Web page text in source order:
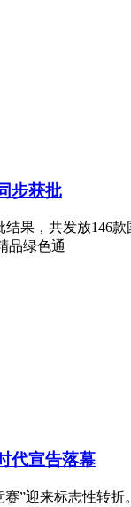
步获批
果，共发放146
品绿色通
代宣告落幕
”迎来标志性转